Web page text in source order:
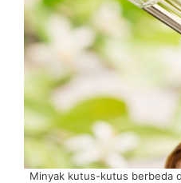
Minyak kutus-kutus berbeda